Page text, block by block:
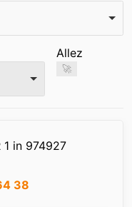
Allez
🚀
1 in 974927
38